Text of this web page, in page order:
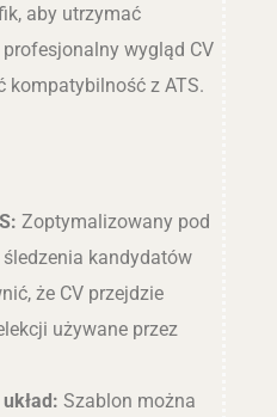
aby utrzymać
wygląd CV
kompatybilność z ATS.
Zoptymalizowany pod
kandydatów
że CV przejdzie
używane przez
Szablon można